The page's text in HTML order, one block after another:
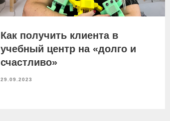
Как получить клиента в
учебный центр на «долго и
счастливо»
29.09.2023